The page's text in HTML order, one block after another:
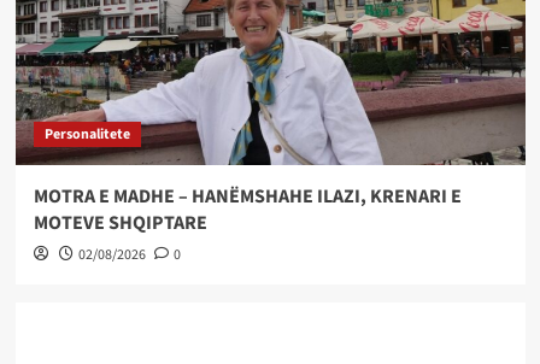
Personalitete
MOTRA E MADHE – HANËMSHAHE ILAZI, KRENARI E
MOTEVE SHQIPTARE
02/08/2026 0